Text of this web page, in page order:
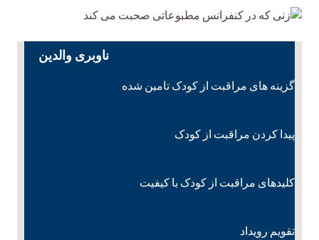
ناوبری والدین
گزینه های مراقبت از کودک تامین شده
پیدا کردن مراقبت از کودک
کلیدهای مراقبت از کودک با کیفیت
تقویم رویداد